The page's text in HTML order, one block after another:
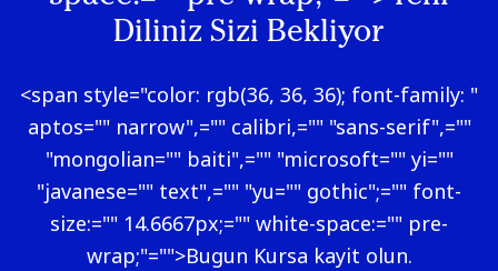
Diliniz Sizi Bekliyor
<span style="color: rgb(36, 36, 36); font-family: "
aptos="" narrow",="" calibri,="" "sans-serif",=""
"mongolian="" baiti",="" "microsoft="" yi=""
"javanese="" text",="" "yu="" gothic";="" font-
size:="" 14.6667px;="" white-space:="" pre-
wrap;"="">Bugun Kursa kayit olun.